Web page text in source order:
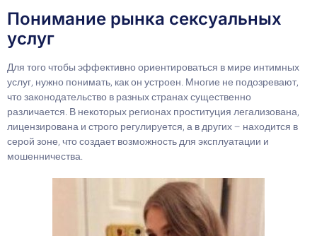
Понимание рынка сексуальных
услуг
Для того чтобы эффективно ориентироваться в мире интимных
услуг, нужно понимать, как он устроен. Многие не подозревают,
что законодательство в разных странах существенно
различается. В некоторых регионах проституция легализована,
лицензирована и строго регулируется, а в других – находится в
серой зоне, что создает возможность для эксплуатации и
мошенничества.